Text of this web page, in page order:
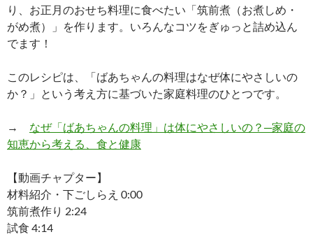
り、お正月のおせち料理に食べたい「筑前煮（お煮しめ・
がめ煮）」を作ります。いろんなコツをぎゅっと詰め込ん
でます！
このレシピは、「ばあちゃんの料理はなぜ体にやさしいの
か？」という考え方に基づいた家庭料理のひとつです。
→ なぜ「ばあちゃんの料理」は体にやさしいの？─家庭の
知恵から考える、食と健康
【動画チャプター】
材料紹介・下ごしらえ 0:00
筑前煮作り 2:24
試食 4:14